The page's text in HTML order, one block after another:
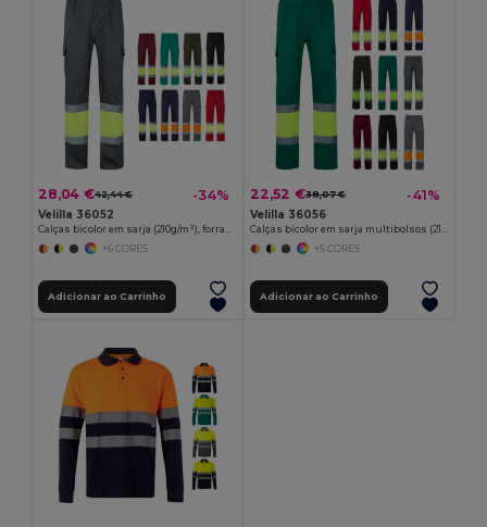
28,04 €42,44 € -34%
Velilla 36052
Calças bicolor em sarja (210g/m²), forradas, multibolsos, em algodão (20%) e poliéster (80%)
+6 CORES
Adicionar ao Carrinho
22,52 €38,07 € -41%
Velilla 36056
Calças bicolor em sarja multibolsos (210g/m²), em algodão (20%) e poliéster (80%)
+5 CORES
Adicionar ao Carrinho